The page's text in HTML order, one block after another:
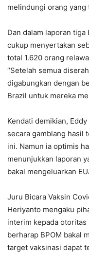
melindungi orang
Dan dalam laporan
cukup menyertakan
total 1.620 orang
“Setelah semua
digabungkan dengan
Brazil untuk mereka
Kendati demikian,
secara gamblang hasil
ini. Namun ia optimis
menunjukkan laporan
bakal mengeluarkan
Juru Bicara Vaksin
Heriyanto mengaku
interim kepada otoritas
berharap BPOM bakal
target vaksinasi dapat